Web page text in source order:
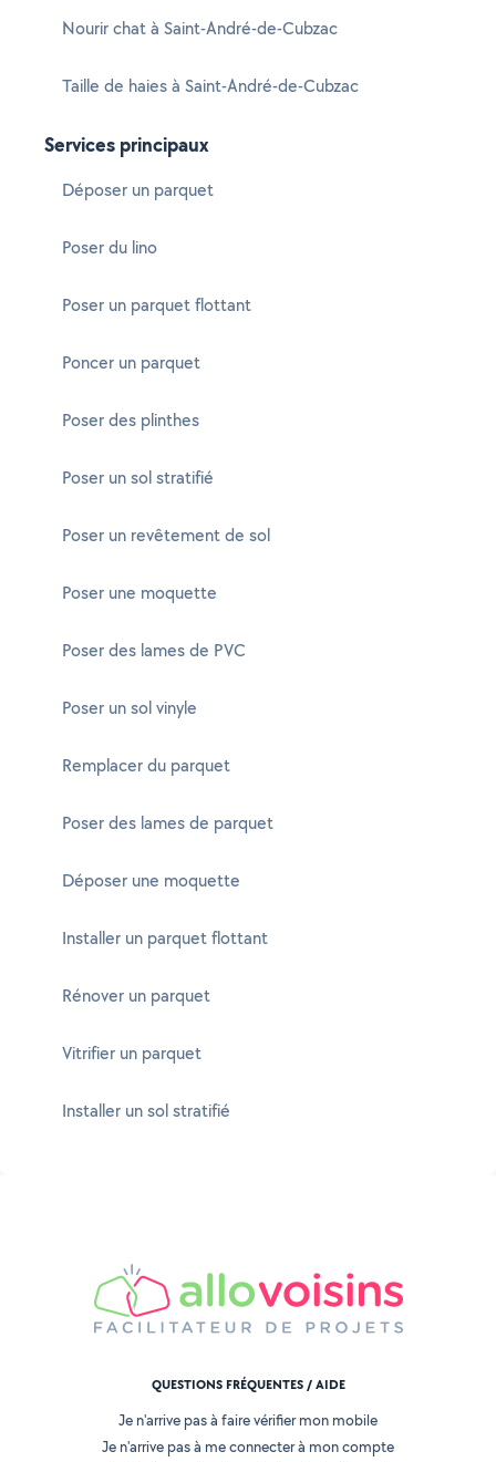
Nourir chat à Saint-André-de-Cubzac
Taille de haies à Saint-André-de-Cubzac
Services principaux
Déposer un parquet
Poser du lino
Poser un parquet flottant
Poncer un parquet
Poser des plinthes
Poser un sol stratifié
Poser un revêtement de sol
Poser une moquette
Poser des lames de PVC
Poser un sol vinyle
Remplacer du parquet
Poser des lames de parquet
Déposer une moquette
Installer un parquet flottant
Rénover un parquet
Vitrifier un parquet
Installer un sol stratifié
QUESTIONS FRÉQUENTES / AIDE
Je n'arrive pas à faire vérifier mon mobile
Je n'arrive pas à me connecter à mon compte